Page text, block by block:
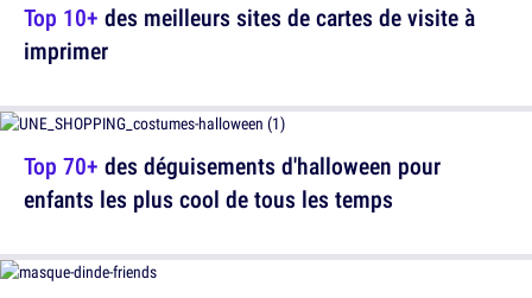
Top 70+ des déguisements d'halloween pour
enfants les plus cool de tous les temps
Top 10+ des meilleurs sites de cartes de visite à
imprimer